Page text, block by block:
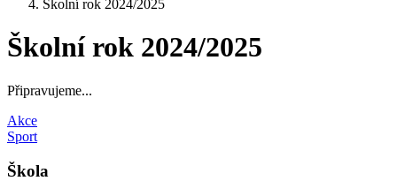
Školní rok 2024/2025
Školní rok 2024/2025
Připravujeme...
Akce
Sport
Škola